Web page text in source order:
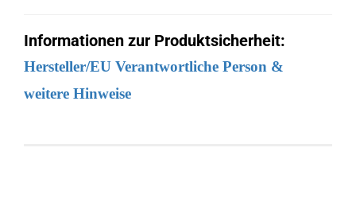
Informationen zur Produktsicherheit:
Hersteller/EU Verantwortliche Person &
weitere Hinweise